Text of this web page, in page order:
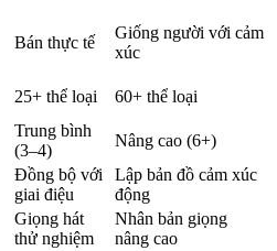
Bán thực tế
Giống người với cảm
xúc
25+ thể loại 60+ thể loại
Trung bình
(3–4)
Nâng cao (6+)
Đồng bộ với
giai điệu
Lập bản đồ cảm xúc
động
Giọng hát
thử nghiệm
Nhân bản giọng
nâng cao